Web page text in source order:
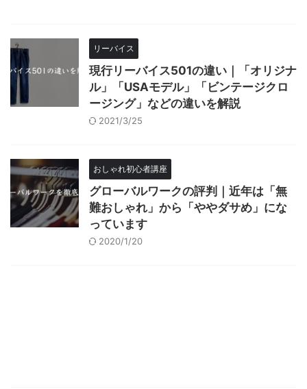
リーバイス
現行リーバイス501の違い｜「オリジナ
ル」「USAモデル」「ビンテージクロ
ージング」などの違いを解説
2021/3/25
おしゃれ初心者講座
グローバルワークの評判｜近年は「無
難おしゃれ」から「ややダサめ」にな
っています
2020/1/20